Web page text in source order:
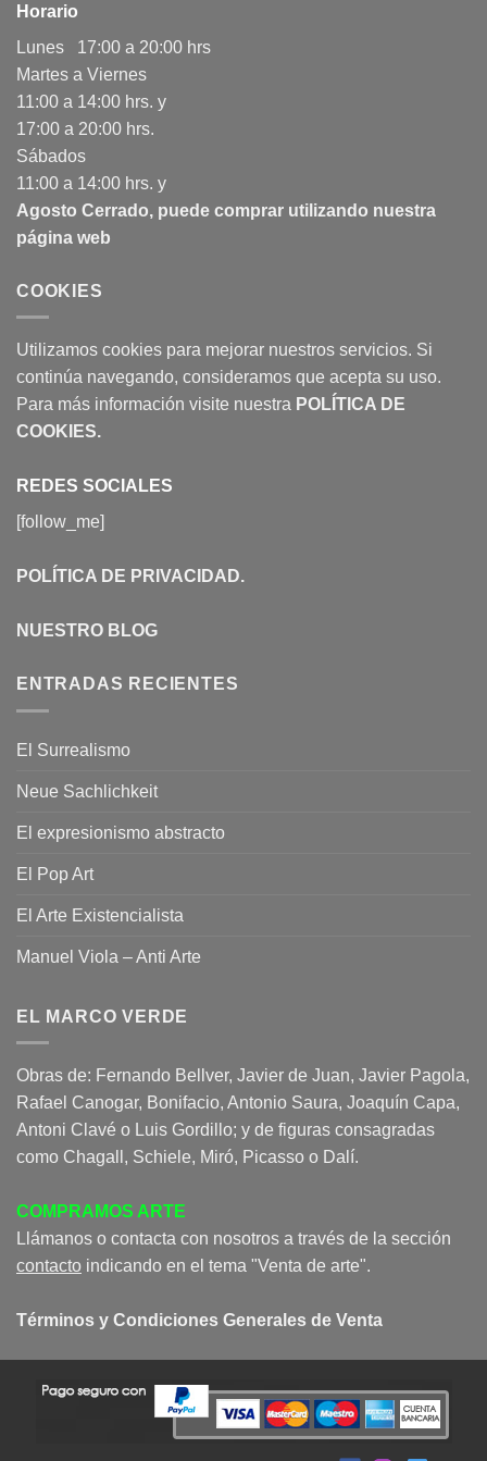
Horario
Lunes 17:00 a 20:00 hrs
Martes a Viernes
11:00 a 14:00 hrs. y
17:00 a 20:00 hrs.
Sábados
11:00 a 14:00 hrs. y
Agosto Cerrado, puede comprar utilizando nuestra
página web
COOKIES
Utilizamos cookies para mejorar nuestros servicios. Si
continúa navegando, consideramos que acepta su uso.
Para más información visite nuestra POLÍTICA DE
COOKIES.
REDES SOCIALES
[follow_me]
POLÍTICA DE PRIVACIDAD.
NUESTRO BLOG
ENTRADAS RECIENTES
El Surrealismo
Neue Sachlichkeit
El expresionismo abstracto
El Pop Art
El Arte Existencialista
Manuel Viola – Anti Arte
EL MARCO VERDE
Obras de: Fernando Bellver, Javier de Juan, Javier Pagola,
Rafael Canogar, Bonifacio, Antonio Saura, Joaquín Capa,
Antoni Clavé o Luis Gordillo; y de figuras consagradas
como Chagall, Schiele, Miró, Picasso o Dalí.
COMPRAMOS ARTE
Llámanos o contacta con nosotros a través de la sección
contacto indicando en el tema "Venta de arte".
Términos y Condiciones Generales de Venta